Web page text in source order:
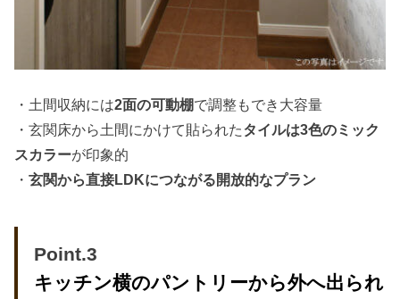
・土間収納には2面の可動棚で調整もでき大容量
・玄関床から土間にかけて貼られたタイルは3色のミック
スカラーが印象的
・玄関から直接LDKにつながる開放的なプラン
Point.3
キッチン横のパントリーから外へ出られ